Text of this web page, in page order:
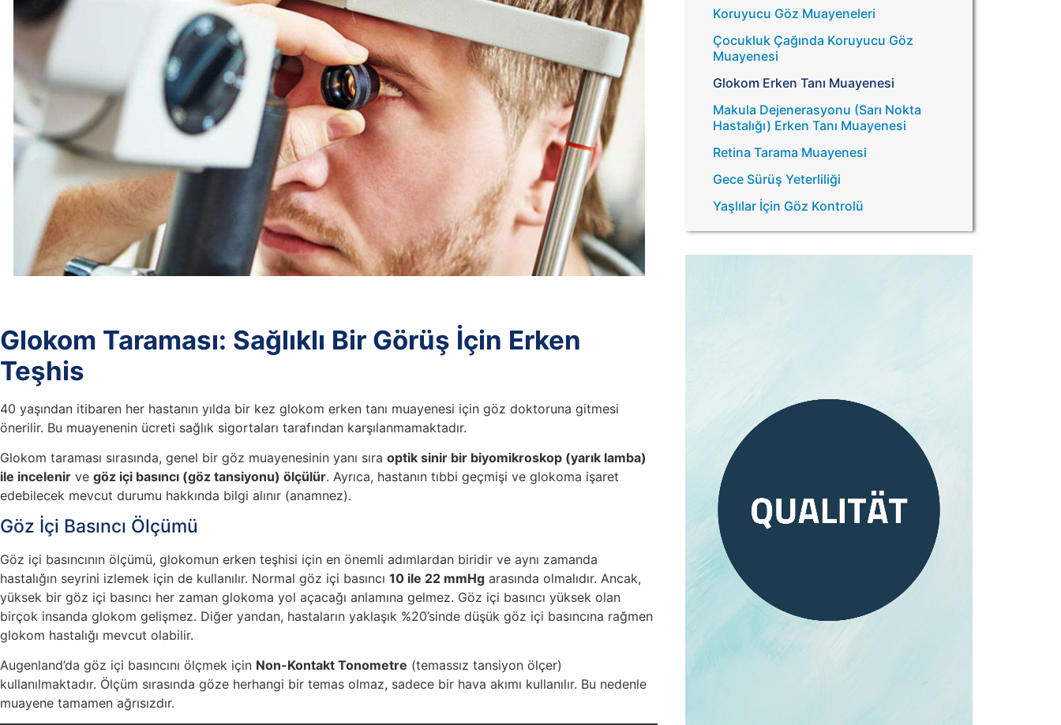
Glokom Taraması: Sağlıklı Bir Görüş İçin Erken
Teşhis
40 yaşından itibaren her hastanın yılda bir kez glokom erken tanı muayenesi için göz doktoruna gitmesi
önerilir. Bu muayenenin ücreti sağlık sigortaları tarafından karşılanmamaktadır.
Glokom taraması sırasında, genel bir göz muayenesinin yanı sıra optik sinir bir biyomikroskop (yarık lamba)
ile incelenir ve göz içi basıncı (göz tansiyonu) ölçülür. Ayrıca, hastanın tıbbi geçmişi ve glokoma işaret
edebilecek mevcut durumu hakkında bilgi alınır (anamnez).
Göz İçi Basıncı Ölçümü
Göz içi basıncının ölçümü, glokomun erken teşhisi için en önemli adımlardan biridir ve aynı zamanda
hastalığın seyrini izlemek için de kullanılır. Normal göz içi basıncı 10 ile 22 mmHg arasında olmalıdır. Ancak,
yüksek bir göz içi basıncı her zaman glokoma yol açacağı anlamına gelmez. Göz içi basıncı yüksek olan
birçok insanda glokom gelişmez. Diğer yandan, hastaların yaklaşık %20’sinde düşük göz içi basıncına rağmen
glokom hastalığı mevcut olabilir.
Augenland’da göz içi basıncını ölçmek için Non-Kontakt Tonometre (temassız tansiyon ölçer)
kullanılmaktadır. Ölçüm sırasında göze herhangi bir temas olmaz, sadece bir hava akımı kullanılır. Bu nedenle
muayene tamamen ağrısızdır.
Koruyucu Göz Muayeneleri
Çocukluk Çağında Koruyucu Göz
Muayenesi
Glokom Erken Tanı Muayenesi
Makula Dejenerasyonu (Sarı Nokta
Hastalığı) Erken Tanı Muayenesi
Retina Tarama Muayenesi
Gece Sürüş Yeterliliği
Yaşlılar İçin Göz Kontrolü